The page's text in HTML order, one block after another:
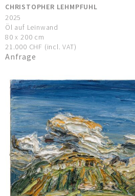
CHRISTOPHER LEHMPFUHL
2025
Öl auf Leinwand
80 x 200 cm
21.000 CHF (incl. VAT)
Anfrage